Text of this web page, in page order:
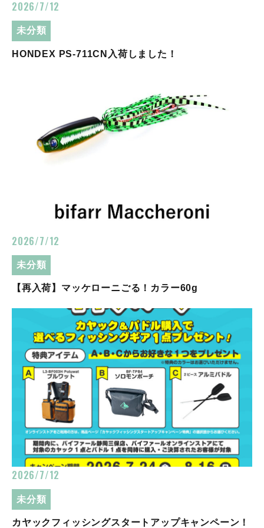
2026/7/12
未分類
HONDEX PS-711CN入荷しました！
2026/7/12
未分類
【再入荷】マッケローニごる！カラー60g
2026/7/12
未分類
カヤックフィッシングスタートアップキャンペーン！